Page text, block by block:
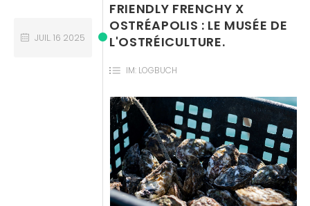
FRIENDLY FRENCHY X
OSTRÉAPOLIS : LE MUSÉE DE
L'OSTRÉICULTURE.
IM: LOGBUCH
JUIL.16 2025